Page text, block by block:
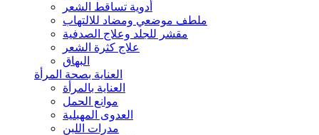
أدوية تساقط الشعر
ملطف موضعي ومضاد للالتهاب
مقشر للجلد وعلاج الصدفية
علاج كثرة الشعر
البهاق
العناية بصحة المرأة
العناية بالمرأة
موانع الحمل
العدوى المهبلية
مدرات اللبن